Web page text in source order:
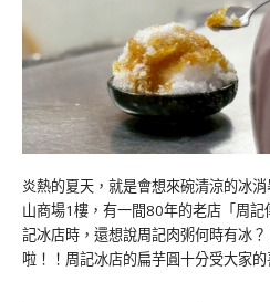
炎熱的夏天，就是會想來碗清涼的冰
山商場1樓，有一間80年的老店「周
記冰店時，還想說周記肉粥何時有冰
啦！！周記冰店的扁芋圓十分受大家